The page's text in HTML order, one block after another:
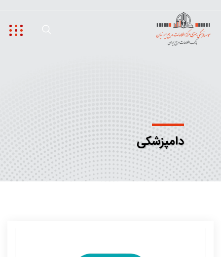
دامپزشکی